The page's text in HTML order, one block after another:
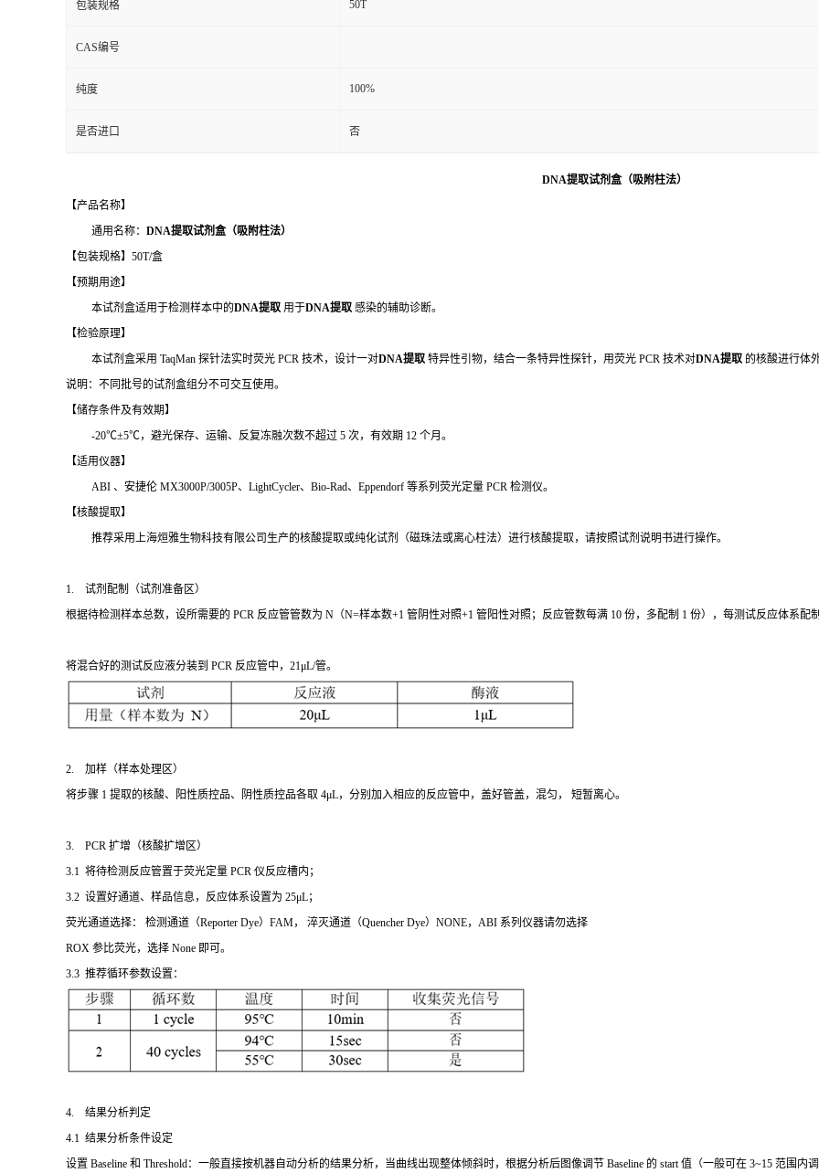
包装规格 50T
CAS编号
纯度 100%
是否进口 否
DNA提取试剂盒（吸附柱法）
【产品名称】
通用名称： DNA提取试剂盒（吸附柱法）
【包装规格】50T/盒
【预期用途】
本试剂盒适用于检测样本中的DNA提取 用于DNA提取 感染的辅助诊断。
【检验原理】
本试剂盒采用 TaqMan 探针法实时荧光 PCR 技术，设计一对DNA提取 特异性引物，结合一条特异性探针，用荧光 PCR 技术对DNA提取 的核酸进行体
说明：不同批号的试剂盒组分不可交互使用。
【储存条件及有效期】
-20℃±5℃，避光保存、运输、反复冻融次数不超过 5 次，有效期 12 个月。
【适用仪器】
ABI 、安捷伦 MX3000P/3005P、LightCycler、Bio-Rad、Eppendorf 等系列荧光定量 PCR 检测仪。
【核酸提取】
推荐采用上海烜雅生物科技有限公司生产的核酸提取或纯化试剂（磁珠法或离心柱法）进行核酸提取，请按照试剂说明书进行操作。
1. 试剂配制（试剂准备区）
根据待检测样本总数，设所需要的 PCR 反应管管数为 N（N=样本数+1 管阴性对照+1 管阳性对照；反应管数每满 10 份，多配制 1 份），每测试反应体系配制
将混合好的测试反应液分装到 PCR 反应管中，21μL/管。
2. 加样（样本处理区）
将步骤 1 提取的核酸、阳性质控品、阴性质控品各取 4μL，分别加入相应的反应管中，盖好管盖，混匀， 短暂离心。
3. PCR 扩增（核酸扩增区）
3.1 将待检测反应管置于荧光定量 PCR 仪反应槽内；
3.2 设置好通道、样品信息，反应体系设置为 25μL；
荧光通道选择： 检测通道（Reporter Dye）FAM， 淬灭通道（Quencher Dye）NONE，ABI 系列仪器请勿选择
ROX 参比荧光，选择 None 即可。
3.3 推荐循环参数设置：
4. 结果分析判定
4.1 结果分析条件设定
设置 Baseline 和 Threshold：一般直接按机器自动分析的结果分析，当曲线出现整体倾斜时，根据分析后图像调节 Baseline 的 start 值（一般可在 3~15 范围内